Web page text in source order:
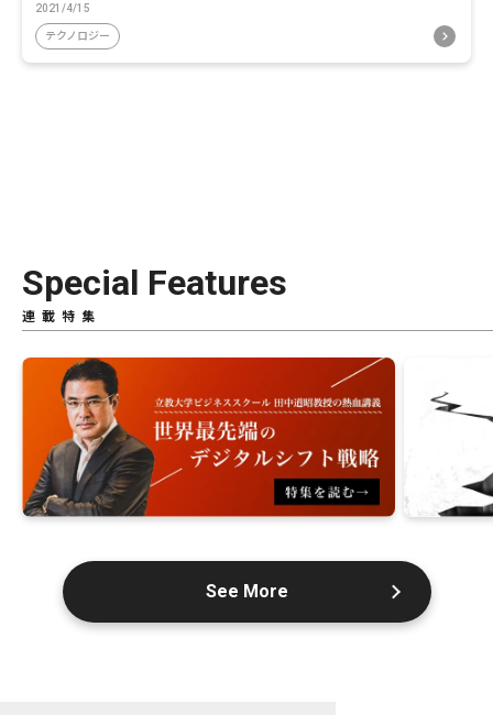
2021/4/15
テクノロジー
Special Features
連載特集
See More